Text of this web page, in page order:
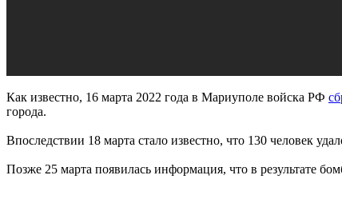
Как известно, 16 марта 2022 года в Мариуполе войска РФ
города.
Впоследствии 18 марта стало известно, что 130 человек
Позже 25 марта появилась информация, что в результате